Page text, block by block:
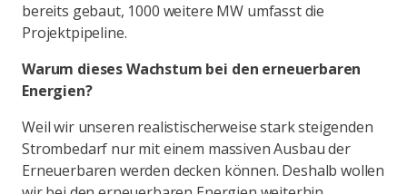
bereits gebaut, 1000 weitere MW umfasst die
Projektpipeline.
Warum dieses Wachstum bei den erneuerbaren
Energien?
Weil wir unseren realistischerweise stark steigenden
Strombedarf nur mit einem massiven Ausbau der
Erneuerbaren werden decken können. Deshalb wollen